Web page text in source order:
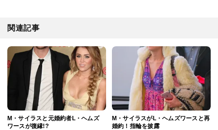
関連記事
M・サイラスと元婚約者L・ヘムズ
ワースが復縁!?
M・サイラスがL・ヘムズワースと再
婚約！指輪を披露